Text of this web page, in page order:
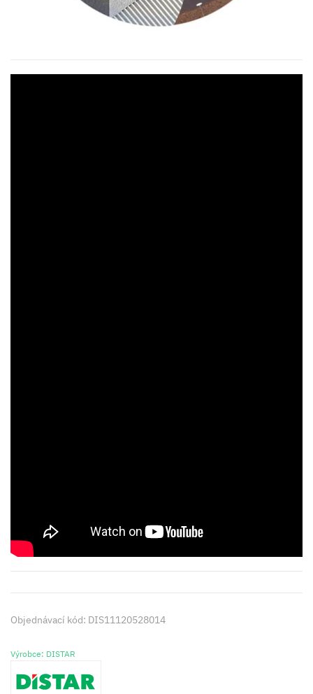
Objednávací kód: DIS11120528014
Výrobce: DISTAR